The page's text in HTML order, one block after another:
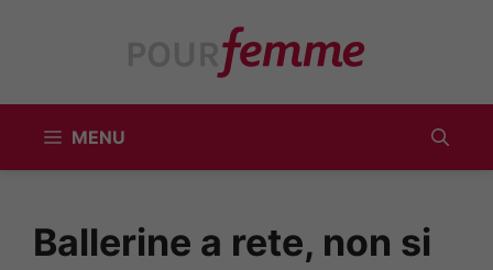
MENU
Ballerine a rete, non si